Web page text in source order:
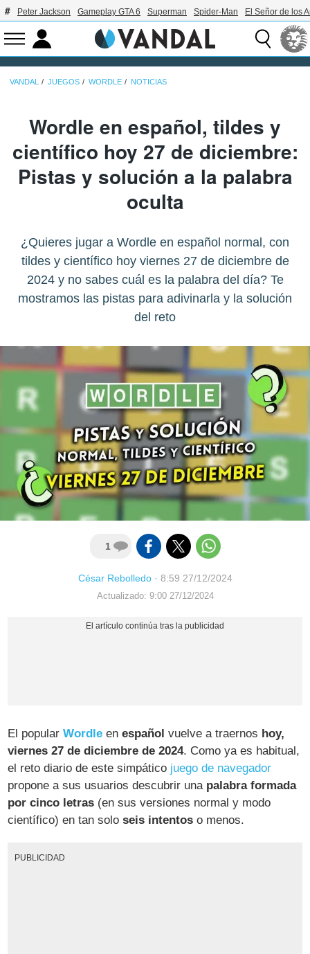
Peter Jackson Gameplay GTA 6 Superman Spider-Man El Señor de los
VANDAL JUEGOS WORDLE NOTICIAS
Wordle en español, tildes y
científico hoy 27 de diciembre:
Pistas y solución a la palabra
oculta
¿Quieres jugar a Wordle en español normal, con
tildes y científico hoy viernes 27 de diciembre de
2024 y no sabes cuál es la palabra del día? Te
mostramos las pistas para adivinarla y la solución
del reto
1
César Rebolledo· 8:59 27/12/2024
Actualizado: 9:00 27/12/2024
El popularWordle enespañol vuelve a traernos hoy,
viernes 27 de diciembre de 2024. Como ya es habitual,
el reto diario de este simpático juego de navegador
propone a sus usuarios descubrir una palabra formada
por cinco letras (en sus versiones normal y modo
científico) en tan soloseis intentos o menos.
PUBLICIDAD